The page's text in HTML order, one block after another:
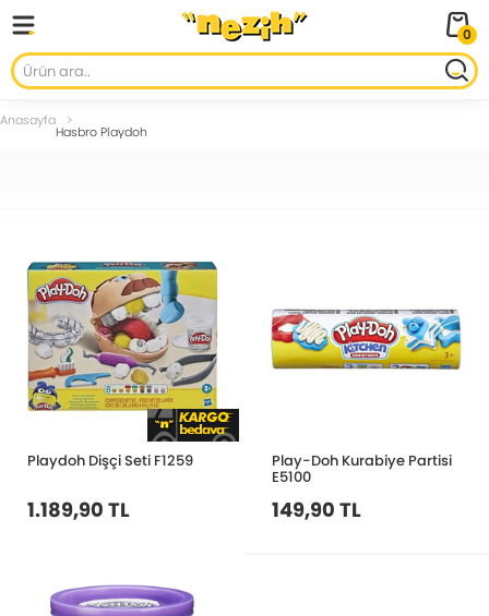
0
Anasayfa
Hasbro Playdoh
Playdoh Dişçi Seti F1259
1.189,90 TL
Play-Doh Kurabiye Partisi
E5100
149,90 TL